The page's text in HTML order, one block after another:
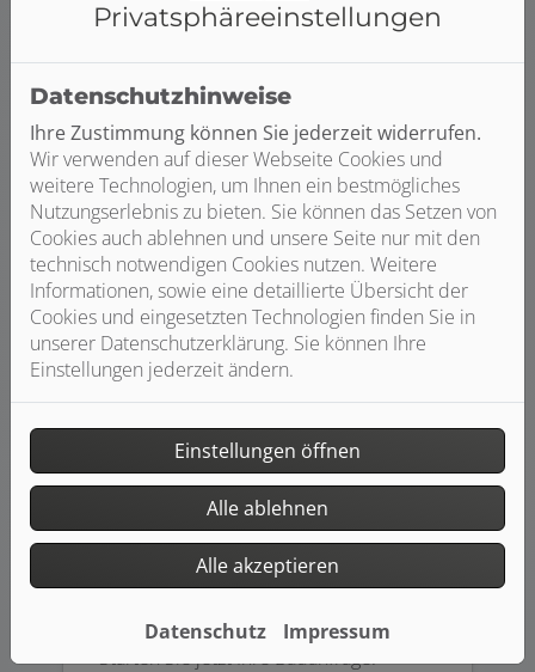
Heizungsanfrage-Assistent
Starten Sie jetzt Ihre Heizungsanfrage.
Weiterlesen
Badanfrage-Assistent
Starten Sie jetzt Ihre Badanfrage.
Privatsphäre­einstellungen
Datenschutzhinweise
Ihre Zustimmung können Sie jederzeit widerrufen.
Wir verwenden auf dieser Webseite Cookies und
weitere Technologien, um Ihnen ein bestmögliches
Nutzungserlebnis zu bieten. Sie können das Setzen von
Cookies auch ablehnen und unsere Seite nur mit den
technisch notwendigen Cookies nutzen. Weitere
Informationen, sowie eine detaillierte Übersicht der
Cookies und eingesetzten Technologien finden Sie in
unserer Datenschutzerklärung. Sie können Ihre
Einstellungen jederzeit ändern.
Einstellungen öffnen
Alle ablehnen
Alle akzeptieren
Datenschutz Impressum